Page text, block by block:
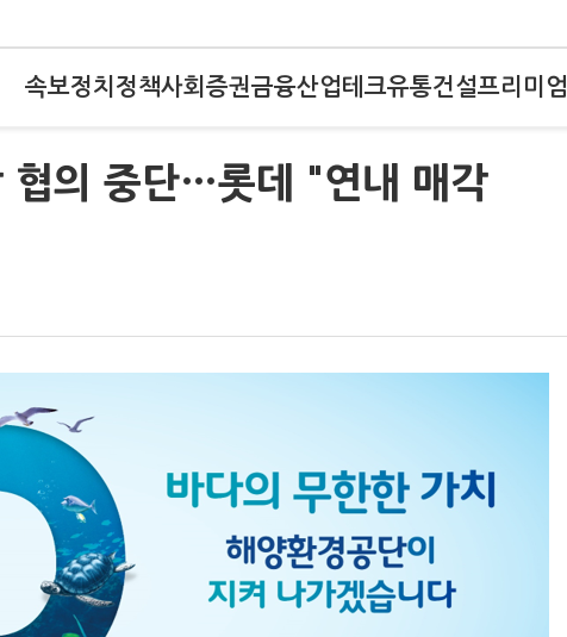
속보정치 정책사회 증권금융산업테크유통건설프리미엄
협의 중단…롯데 "연내 매각